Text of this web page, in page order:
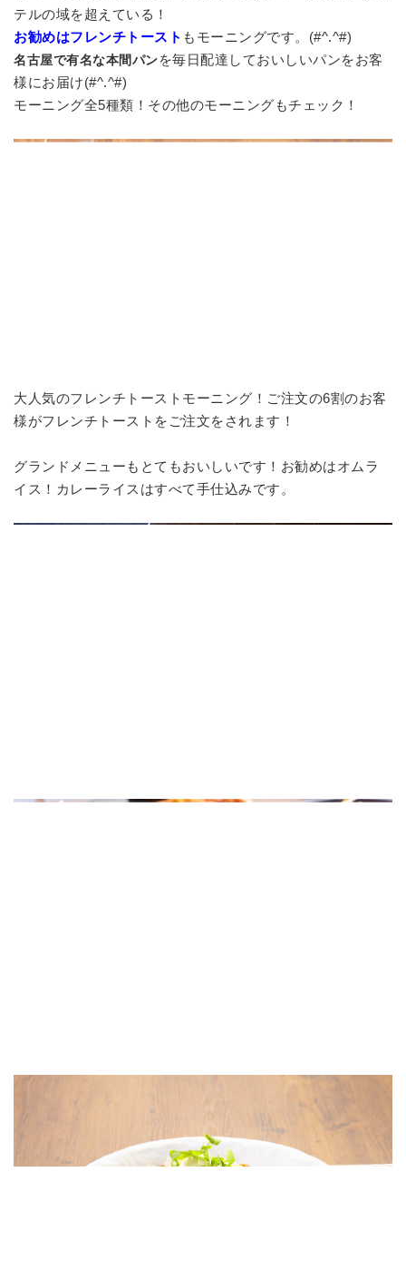
テルの域を超えている！
お勧めはフレンチトースト もモーニングです。(#^.^#)
名古屋で有名な本間パンを毎日配達しておいしいパンをお客
様にお届け(#^.^#)
モーニング全5種類！その他のモーニングもチェック！
大人気のフレンチトーストモーニング！ご注文の6割のお客
様がフレンチトーストをご注文をされます！
グランドメニューもとてもおいしいです！お勧めはオムラ
イス！カレーライスはすべて手仕込みです。